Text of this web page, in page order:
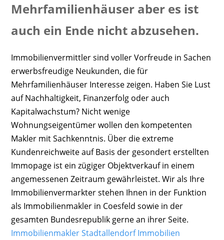
Mehrfamilienhäuser aber es ist
auch ein Ende nicht abzusehen.
Immobilienvermittler sind voller Vorfreude in Sachen
erwerbsfreudige Neukunden, die für
Mehrfamilienhäuser Interesse zeigen. Haben Sie Lust
auf Nachhaltigkeit, Finanzerfolg oder auch
Kapitalwachstum? Nicht wenige
Wohnungseigentümer wollen den kompetenten
Makler mit Sachkenntnis. Über die extreme
Kundenreichweite auf Basis der gesondert erstellten
Immopage ist ein zügiger Objektverkauf in einem
angemessenen Zeitraum gewährleistet. Wir als Ihre
Immobilienvermarkter stehen Ihnen in der Funktion
als Immobilienmakler in Coesfeld sowie in der
gesamten Bundesrepublik gerne an ihrer Seite.
Immobilienmakler Stadtallendorf Immobilien